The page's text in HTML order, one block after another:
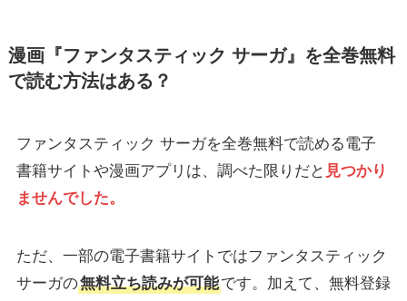
漫画『ファンタスティック サーガ』を全巻無料
で読む方法はある？
ファンタスティック サーガを全巻無料で読める電子
書籍サイトや漫画アプリは、調べた限りだと 見つかり
ませんでした。
ただ、一部の電子書籍サイトではファンタスティック
サーガの無料立ち読みが可能です。加えて、無料登録